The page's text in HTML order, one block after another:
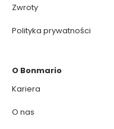
Zwroty
Polityka prywatności
O Bonmario
Kariera
O nas